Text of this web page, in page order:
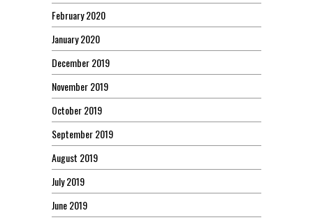
February 2020
January 2020
December 2019
November 2019
October 2019
September 2019
August 2019
July 2019
June 2019